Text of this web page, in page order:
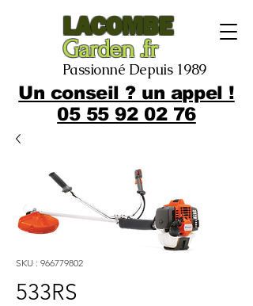
LACOMBE
Garden .fr
Passionné Depuis 1989
Un conseil ? un appel !
05 55 92 02 76
SKU : 966779802
533RS